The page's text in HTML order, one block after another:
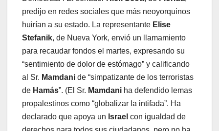
predijo en redes sociales que más neoyorquinos
huirían a su estado. La representante Elise
Stefanik, de Nueva York, envió un llamamiento
para recaudar fondos el martes, expresando su
“sentimiento de dolor de estómago” y calificando
al Sr. Mamdani de “simpatizante de los terroristas
de Hamás”. (El Sr. Mamdani ha defendido lemas
propalestinos como “globalizar la intifada”. Ha
declarado que apoya un Israel con igualdad de